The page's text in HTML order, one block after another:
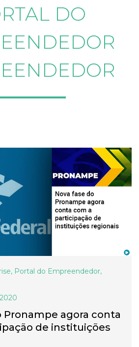
DO
, Portal do Empreendedor,
Pronampe agora conta
de instituições